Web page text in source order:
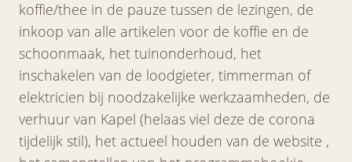
koffie/thee in de pauze tussen de lezingen, de
inkoop van alle artikelen voor de koffie en de
schoonmaak, het tuinonderhoud, het
inschakelen van de loodgieter, timmerman of
elektricien bij noodzakelijke werkzaamheden, de
verhuur van Kapel (helaas viel deze de corona
tijdelijk stil), het actueel houden van de website ,